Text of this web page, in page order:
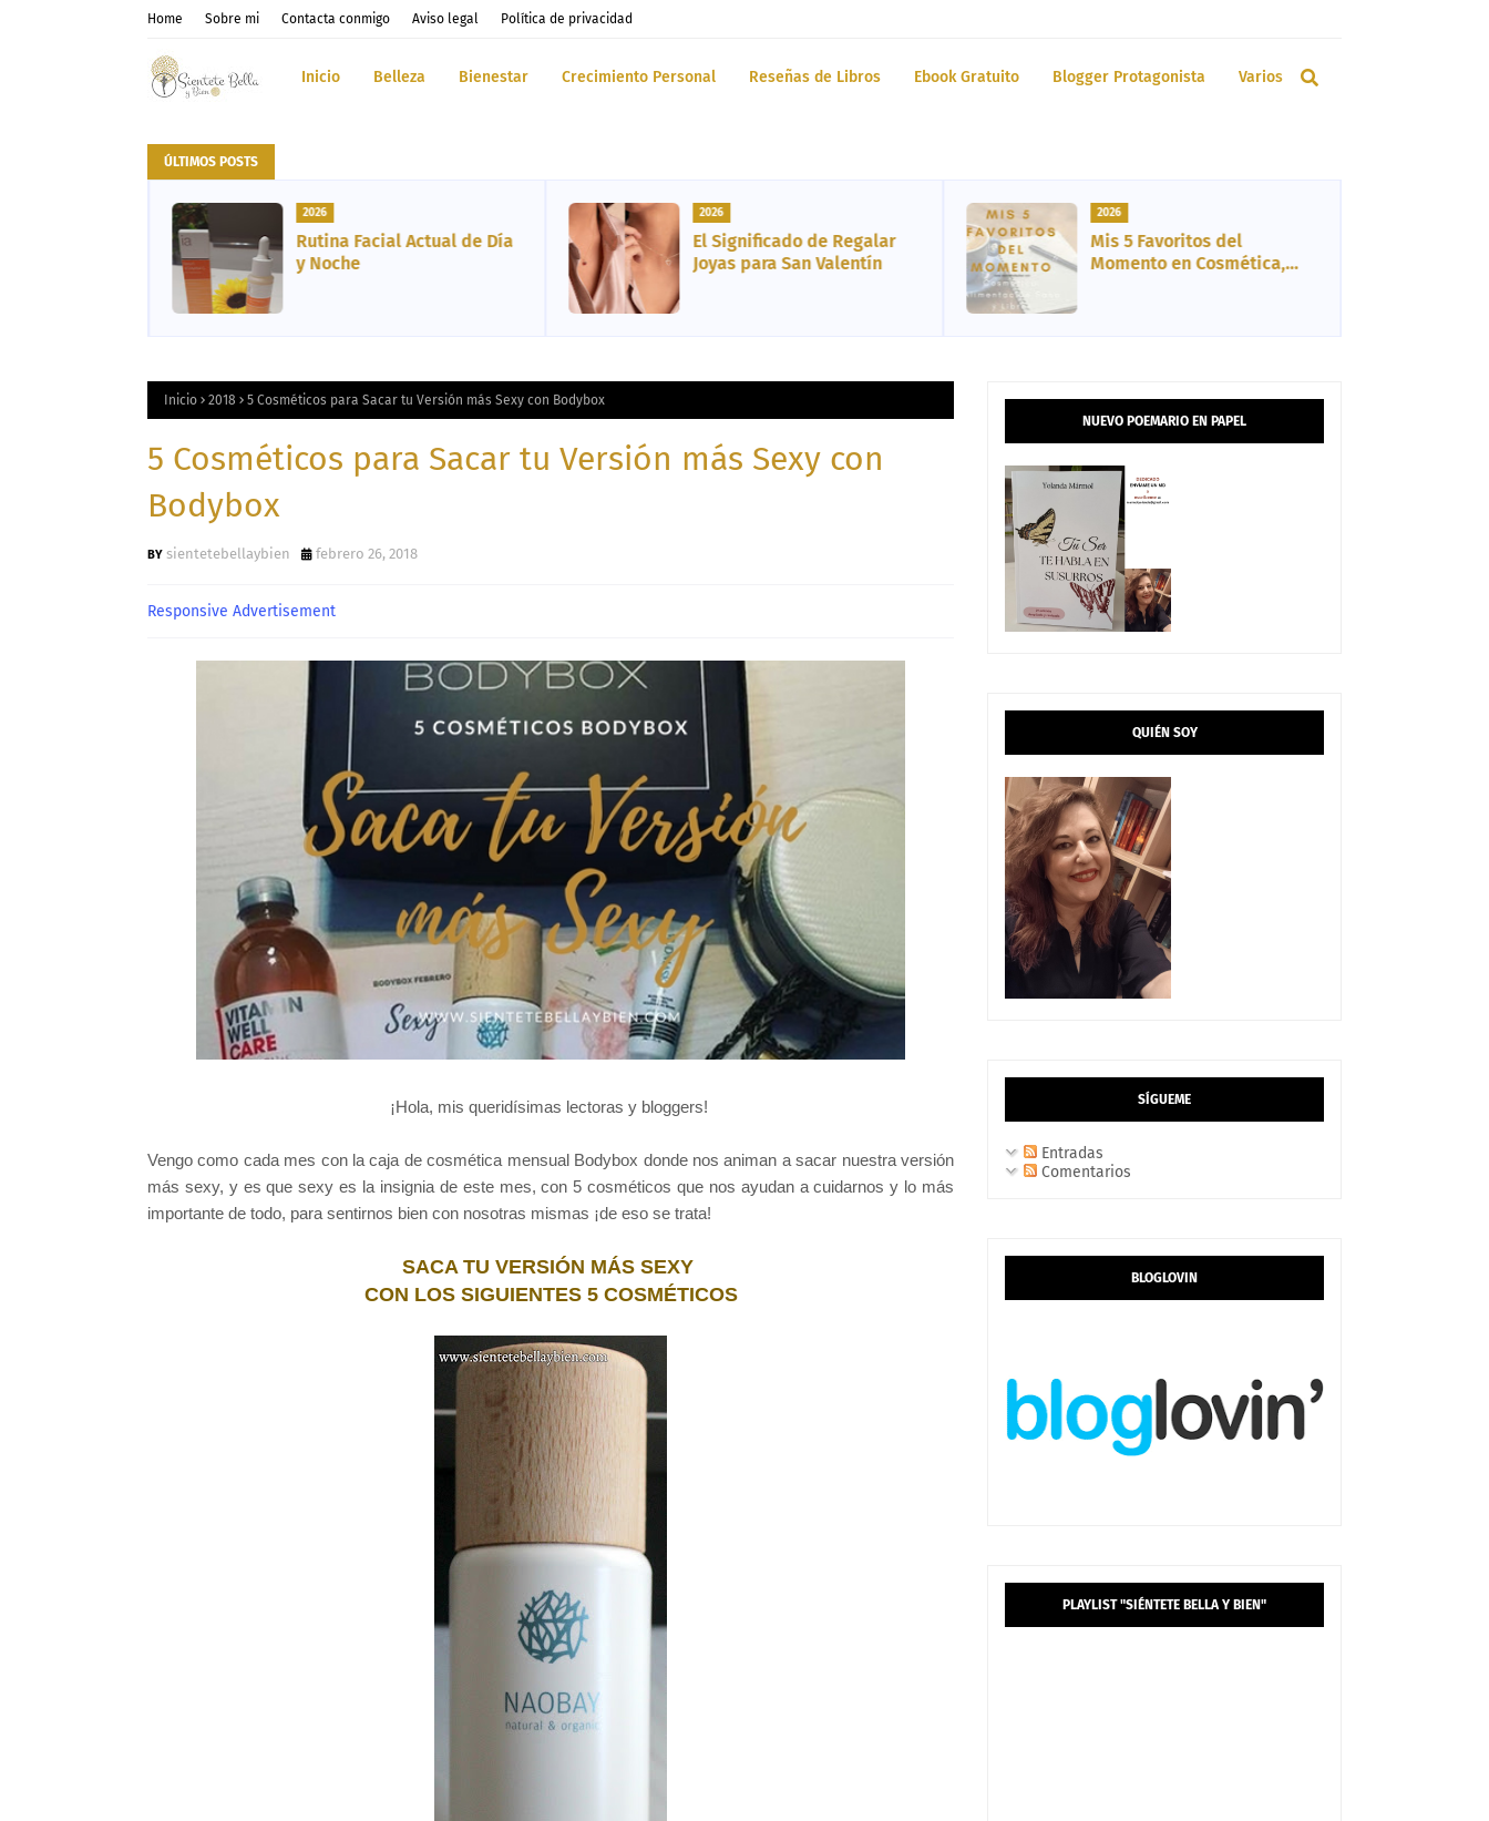
Home Sobre mi Contacta conmigo Aviso legal Política de privacidad
Inicio Belleza Bienestar Crecimiento Personal Reseñas de Libros Ebook Gratuito Blogger Protagonista Varios
ÚLTIMOS POSTS
2026
Rutina Facial Actual de Día
y Noche
2026
El Significado de Regalar
Joyas para San Valentín
2026
Mis 5 Favoritos del
Momento en Cosmética,
Inicio 2018 5 Cosméticos para Sacar tu Versión más Sexy con Bodybox
5 Cosméticos para Sacar tu Versión más Sexy con
Bodybox
sientetebellaybien febrero 26, 2018
Responsive Advertisement
¡Hola, mis queridísimas lectoras y bloggers!
Vengo como cada mes con la caja de cosmética mensual Bodybox donde nos animan a sacar nuestra versión
más sexy, y es que sexy es la insignia de este mes, con 5 cosméticos que nos ayudan a cuidarnos y lo más
importante de todo, para sentirnos bien con nosotras mismas ¡de eso se trata!
SACA TU VERSIÓN MÁS SEXY
CON LOS SIGUIENTES 5 COSMÉTICOS
NUEVO POEMARIO EN PAPEL
QUIÉN SOY
SÍGUEME
Entradas
Comentarios
BLOGLOVIN
PLAYLIST "SIÉNTETE BELLA Y BIEN"